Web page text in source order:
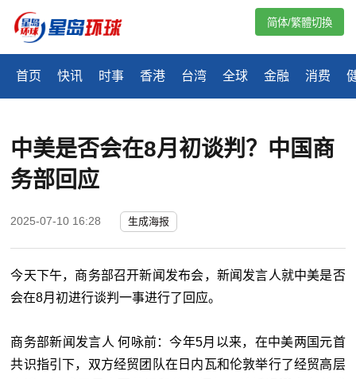
首页 快讯 时事 香港 台湾 全球 金融 消费
简体/繁體切換
中美是否会在8月初谈判？中国商
务部回应
2025-07-10 16:28 生成海报
今天下午，商务部召开新闻发布会，新闻发言人就中美是否
会在8月初进行谈判一事进行了回应。
商务部新闻发言人 何咏前：今年5月以来，在中美两国元首
共识指引下，双方经贸团队在日内瓦和伦敦举行了经贸高层